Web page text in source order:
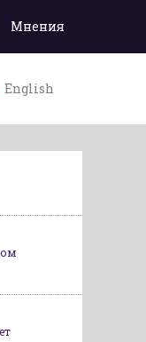
Мнения
English